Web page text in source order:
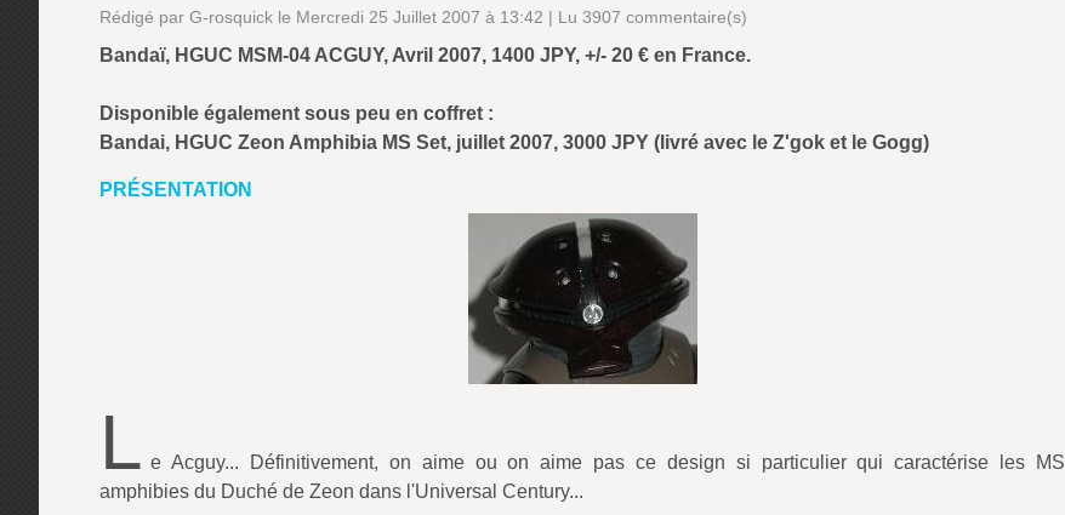
Rédigé par G-rosquick le Mercredi 25 Juillet 2007 à 13:42 | Lu 3907 commentaire(s)
Bandaï, HGUC MSM-04 ACGUY, Avril 2007, 1400 JPY, +/- 20 € en France.
Disponible également sous peu en coffret :
Bandai, HGUC Zeon Amphibia MS Set, juillet 2007, 3000 JPY (livré avec le Z'gok et le Gogg)
PRÉSENTATION
L e Acguy... Définitivement, on aime ou on aime pas ce design si particulier qui caractérise les MS
amphibies du Duché de Zeon dans l'Universal Century...